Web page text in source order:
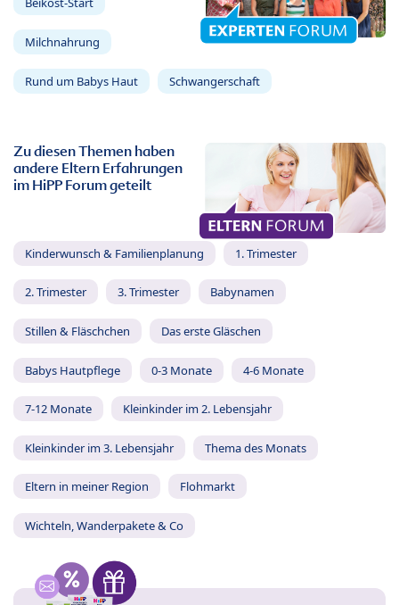
Milchnahrung
Rund um Babys Haut Schwangerschaft
Zu diesen Themen haben
andere Eltern Erfahrungen
im HiPP Forum geteilt
Kinderwunsch & Familienplanung 1. Trimester
2. Trimester 3. Trimester Babynamen
Stillen & Fläschchen Das erste Gläschen
Babys Hautpflege 0-3 Monate 4-6 Monate
7-12 Monate Kleinkinder im 2. Lebensjahr
Kleinkinder im 3. Lebensjahr Thema des Monats
Eltern in meiner Region Flohmarkt
Wichteln, Wanderpakete & Co